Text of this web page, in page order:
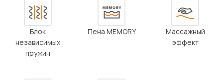
Блок
независимых
пружин
Пена MEMORY
Массажный
эффект